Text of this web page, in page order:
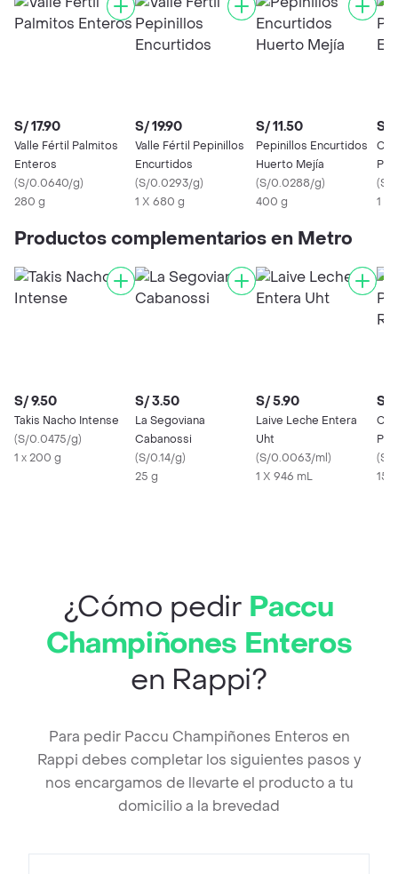
S/ 17.90
Valle Fértil Palmitos
Enteros
(S/0.0640/g)
280 g
S/ 19.90
Valle Fértil Pepinillos
Encurtidos
(S/0.0293/g)
1 X 680 g
S/ 11.50
Pepinillos Encurtidos
Huerto Mejía
(S/0.0288/g)
400 g
S/
(S/
1 X
Productos complementarios en Metro
S/ 9.50
Takis Nacho Intense
(S/0.0475/g)
1 x 200 g
S/ 3.50
La Segoviana
Cabanossi
(S/0.14/g)
25 g
S/ 5.90
Laive Leche Entera
Uht
(S/0.0063/ml)
1 X 946 mL
S/
(S/
¿Cómo pedir Paccu
Champiñones Enteros
en Rappi?
Para pedir Paccu Champiñones Enteros en
Rappi debes completar los siguientes pasos y
nos encargamos de llevarte el producto a tu
domicilio a la brevedad